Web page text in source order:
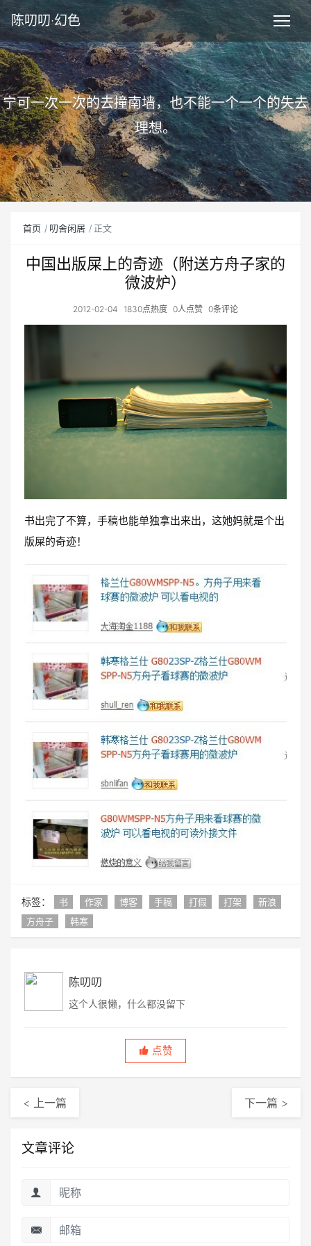
陈叨叨·幻色
宁可一次一次的去撞南墙，也不能一个一个的失去
理想。
首页 叨舍闲居 正文
中国出版屎上的奇迹（附送方舟子家的
微波炉）
2012-02-04 1830点热度 0人点赞 0条评论
书出完了不算，手稿也能单独拿出来出，这她妈就是个出
版屎的奇迹！
标签： 书 作家 博客 手稿 打假 打架
新浪
方舟子
韩寒
陈叨叨
这个人很懒，什么都没留下
点赞
< 上一篇 下一篇 >
文章评论